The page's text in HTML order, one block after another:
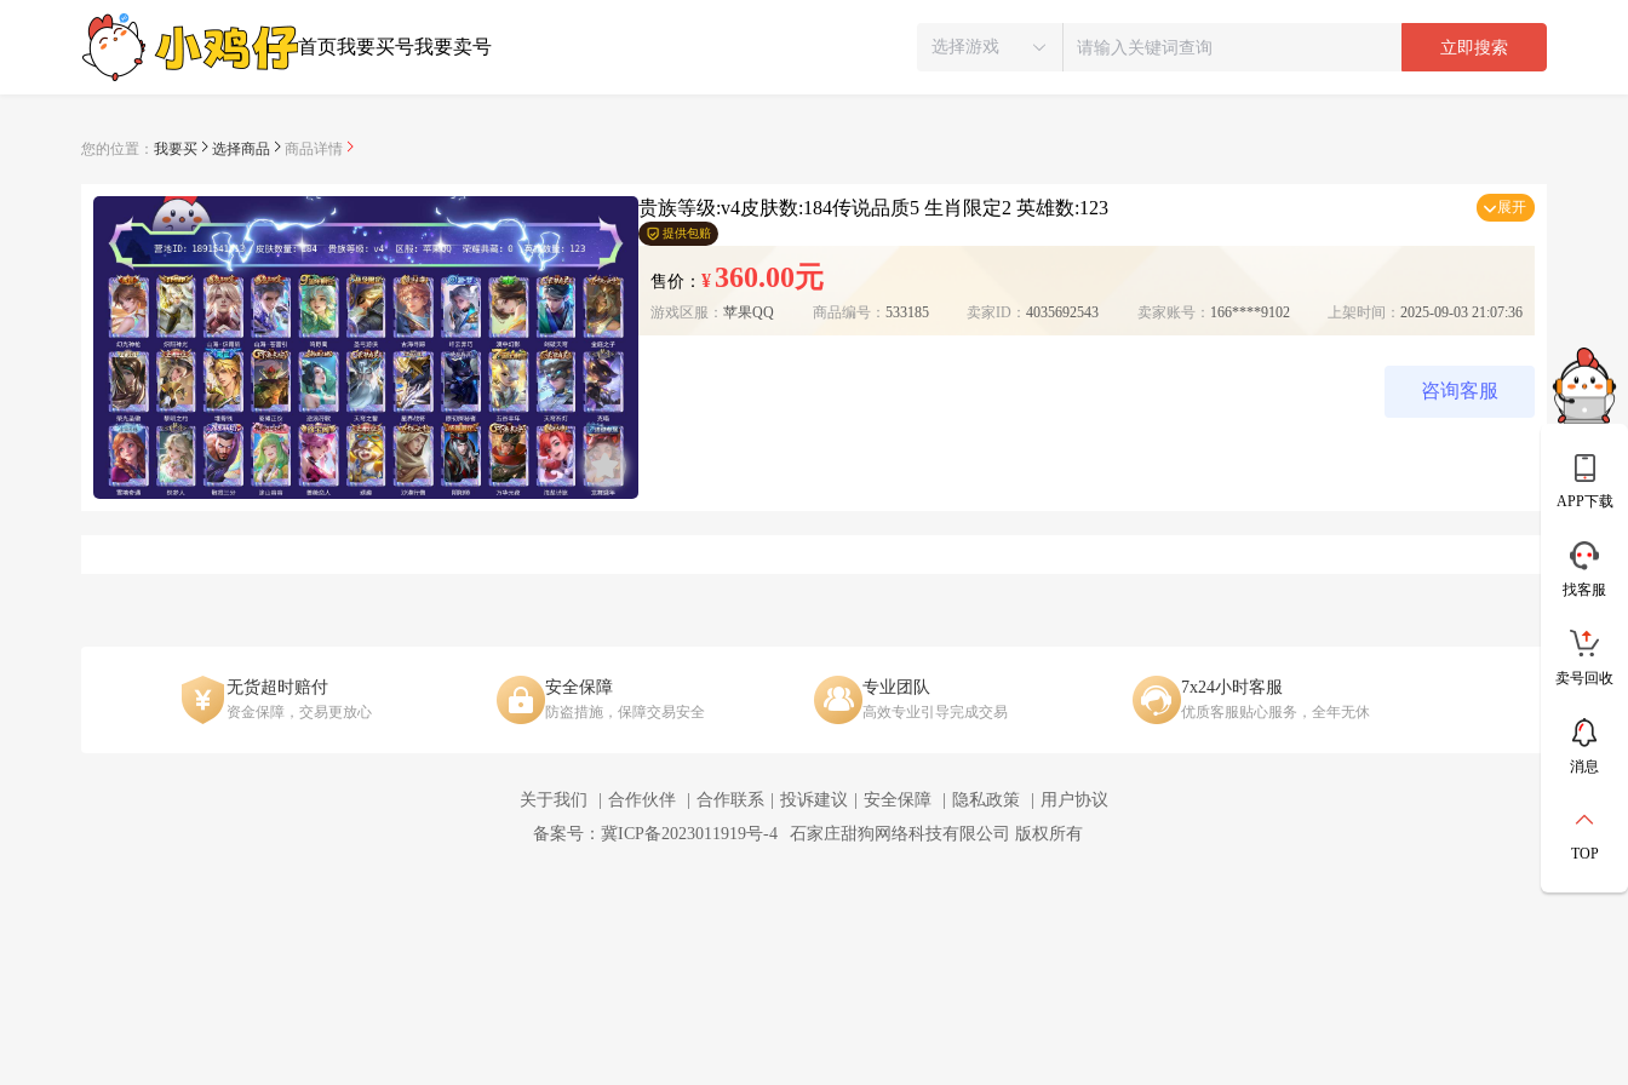
首页我要买号我要卖号 选择游戏 立即搜索
您的位置： 我要买 选择商品 商品详情
贵族等级:v4皮肤数:184传说品质5 生肖限定2 英雄数:123 展开
提供包赔
售价： ¥ 360.00元
游戏区服： 苹果QQ 商品编号： 533185 卖家ID： 4035692543 卖家账号： 166****9102 上架时间： 2025-09-03 21:07:36
咨询客服
无货超时赔付
资金保障，交易更放心
安全保障
防盗措施，保障交易安全
专业团队
高效专业引导完成交易
7x24小时客服
优质客服贴心服务，全年无休
关于我们 合作伙伴 合作联系 投诉建议 安全保障 隐私政策
用户协议
备案号：冀ICP备2023011919号-4
石家庄甜狗网络科技有限公司 版权所有
APP下载
找客服
卖号回收
消息
TOP